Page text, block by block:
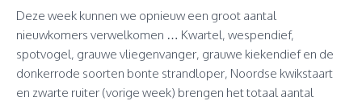
Deze week kunnen we opnieuw een groot aantal
nieuwkomers verwelkomen … Kwartel, wespendief,
spotvogel, grauwe vliegenvanger, grauwe kiekendief en de
donkerrode soorten bonte strandloper, Noordse kwikstaart
en zwarte ruiter (vorige week) brengen het totaal aantal